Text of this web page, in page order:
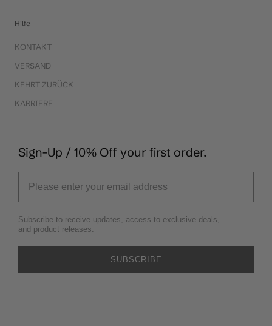
Hilfe
KONTAKT
VERSAND
KEHRT ZURÜCK
KARRIERE
Sign-Up / 10% Off your first order.
Subscribe to receive updates, access to exclusive deals,
and product releases.
SUBSCRIBE